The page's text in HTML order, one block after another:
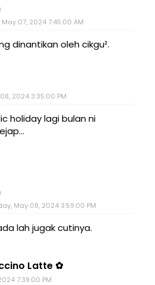
07, 2024 7:45:00 AM
dinantikan oleh cikgu².
2024 3:35:00 PM
holiday lagi bulan ni
May 08, 2024 3:59:00 PM
lah jugak cutinya.
Latte ✿
7:39:00 PM